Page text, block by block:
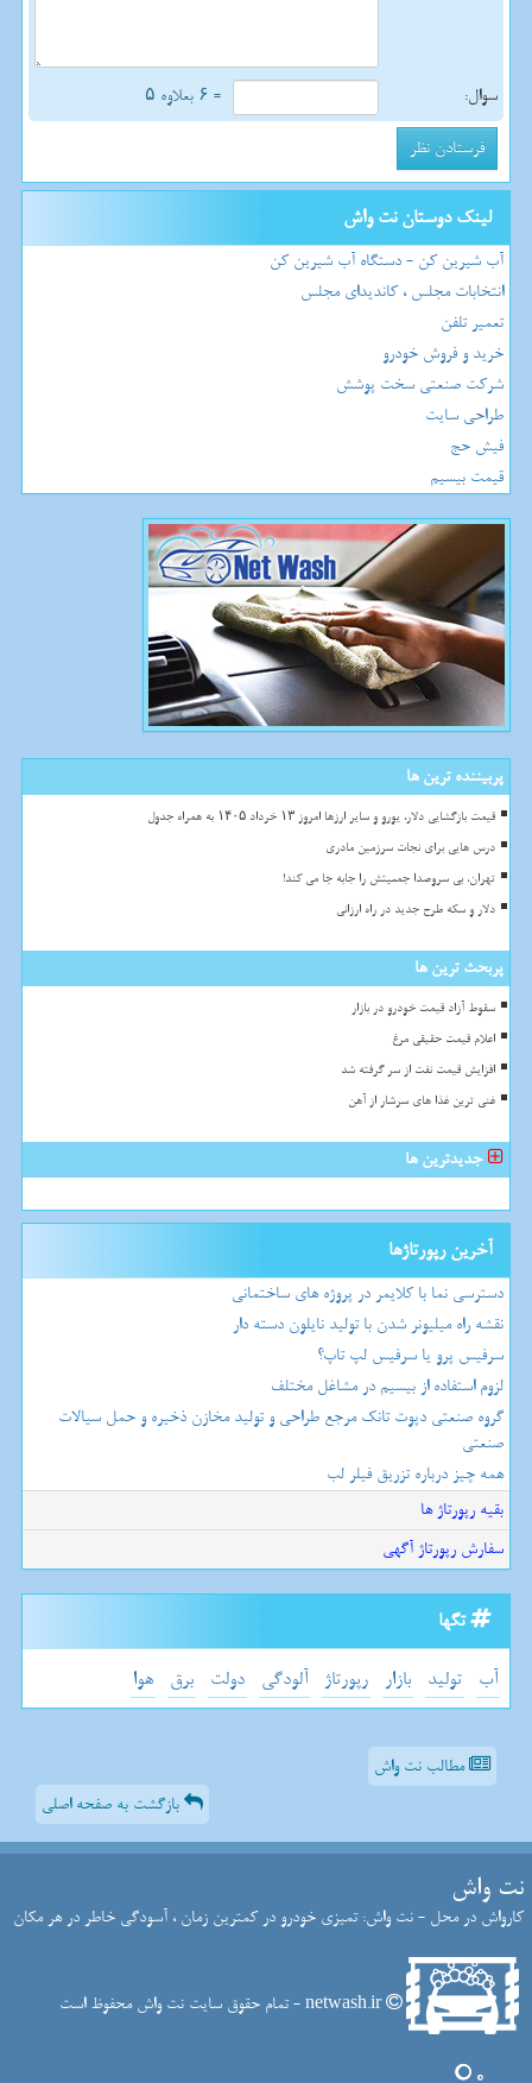
سوال: = ۶ بعلاوه ۵
لینک دوستان نت واش
آب شیرین کن - دستگاه آب شیرین کن
انتخابات مجلس ، کاندیدای مجلس
تعمیر تلفن
خرید و فروش خودرو
شرکت صنعتی سخت پوشش
طراحی سایت
فیش حج
قیمت بیسیم
پربیننده ترین ها
قیمت بازگشایی دلار، یورو و سایر ارزها امروز ۱۳ خرداد ۱۴۰۵ به همراه جدول
درس هایی برای نجات سرزمین مادری
تهران، بی سروصدا جمعیتش را جابه جا می کند!
دلار و سکه طرح جدید در راه ارزانی
پربحث ترین ها
سقوط آزاد قیمت خودرو در بازار
اعلام قیمت حقیقی مرغ
افزایش قیمت نفت از سر گرفته شد
غنی ترین غذا های سرشار از آهن
جدیدترین ها
آخرین رپورتاژها
دسترسی نما با کلایمر در پروژه های ساختمانی
نقشه راه میلیونر شدن با تولید نایلون دسته دار
سرفیس پرو یا سرفیس لپ تاپ؟
لزوم استفاده از بیسیم در مشاغل مختلف
گروه صنعتی دپوت تانک مرجع طراحی و تولید مخازن ذخیره و حمل سیالات
صنعتی
همه چیز درباره تزریق فیلر لب
بقیه رپورتاژ ها
سفارش رپورتاژ آگهی
تگها
آب تولید بازار رپورتاژ آلودگی دولت برق هوا
مطالب نت واش
بازگشت به صفحه اصلی
نت واش
کارواش در محل - نت واش: تمیزی خودرو در کمترین زمان ، آسودگی خاطر در هر مکان
netwash.ir - تمام حقوق سایت نت واش محفوظ است